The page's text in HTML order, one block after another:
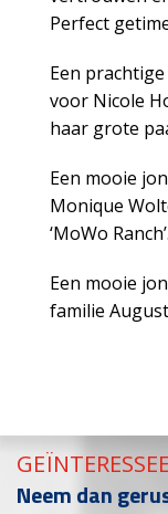
Perfect
Een
voor Nicole
haar grote
Een mooie
Monique
‘MoWo Ranch’.
Een mooie
familie
Neem dan